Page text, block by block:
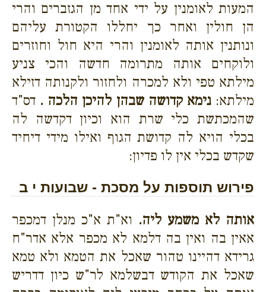
המעות לאומנין על ידי אחד מן הגזברים והרי
הן חולין ואחר כך יחללו הקטורת עליהם
ונותנין אותה לאומנין והרי היא חול וחוזרים
ולוקחים אותה מתרומה חדשה והכי צניע
מילתא טפי ולא למכרה ולחזור ולקנותה דזילא
מילתא:נימא קדושה שבהן להיכן הלכה . דס"ד
שהמכתשת כלי שרת הוא וכיון דקדשה לה
בכלי הויא לה קדושת הגוף ואילו מידי דיחיד
שקדש בכלי אין לו פדיון:
פירוש תוספות על מסכת - שבועות י ב
אותה לא משמע ליה. וא"ת א"כ מנלן דמכפר
אאין בה ואין בה דלמא לא מכפר אלא אדר"ח
גרידא דהיינו טהור שאכל את הטמא ולא טמא
שאכל את הקודש דבשלמא לר"ש כיון דדריש